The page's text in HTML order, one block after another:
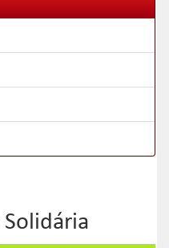
Solidária